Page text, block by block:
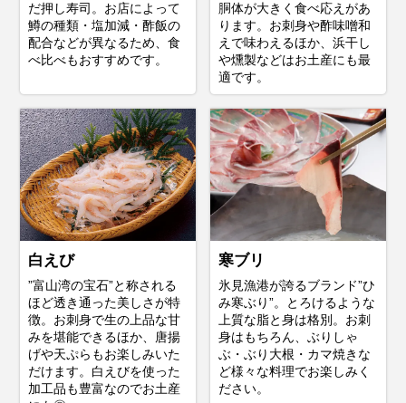
だ押し寿司。お店によって
鱒の種類・塩加減・酢飯の
配合などが異なるため、食
べ比べもおすすめです。
胴体が大きく食べ応えがあ
ります。お刺身や酢味噌和
えで味わえるほか、浜干し
や燻製などはお土産にも最
適です。
白えび
”富山湾の宝石”と称される
ほど透き通った美しさが特
徴。お刺身で生の上品な甘
みを堪能できるほか、唐揚
げや天ぷらもお楽しみいた
だけます。白えびを使った
加工品も豊富なのでお土産
寒ブリ
氷見漁港が誇るブランド”ひ
み寒ぶり”。とろけるような
上質な脂と身は格別。お刺
身はもちろん、ぶりしゃ
ぶ・ぶり大根・カマ焼きな
ど様々な料理でお楽しみく
ださい。